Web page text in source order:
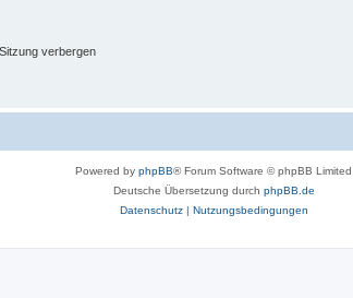
verbergen
Powered by phpBB® Forum Software © phpBB Limited
Deutsche Übersetzung durch phpBB.de
Datenschutz| Nutzungsbedingungen